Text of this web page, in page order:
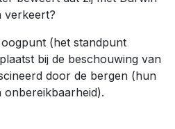
verkeert?
(het standpunt
bij de beschouwing van
door de bergen (hun